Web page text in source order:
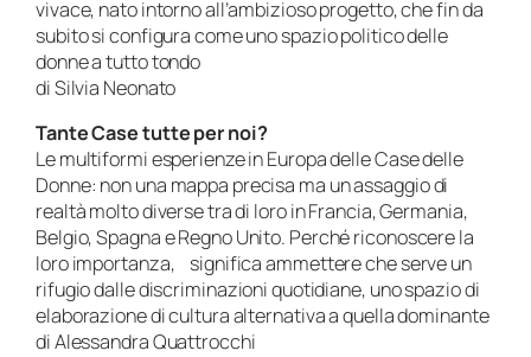
vivace, nato intorno all’ambizioso progetto, che fin da
subito si configura come uno spazio politico delle
donne a tutto tondo
di Silvia Neonato
Tante Case tutte per noi?
Le multiformi esperienze in Europa delle Case delle
Donne: non una mappa precisa ma un assaggio di
realtà molto diverse tra di loro in Francia, Germania,
Belgio, Spagna e Regno Unito. Perché riconoscere la
loro importanza, significa ammettere che serve un
rifugio dalle discriminazioni quotidiane, uno spazio di
elaborazione di cultura alternativa a quella dominante
di Alessandra Quattrocchi